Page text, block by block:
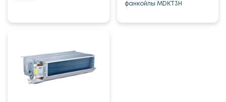
фанкойлы MDKT3H